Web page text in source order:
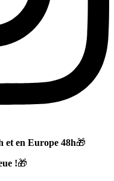
et en Europe 48h🎁
!🎁